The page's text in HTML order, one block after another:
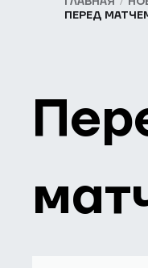
ПЕРЕД